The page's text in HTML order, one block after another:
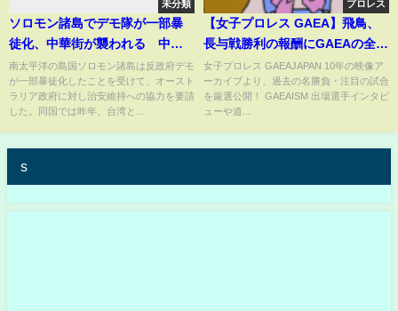
未分類
ソロモン諸島でデモ隊が一部暴
徒化、中華街が襲われる 中国
寄りの外交に反発
南太平洋の島国ソロモン諸島は反政府デモ
が一部暴徒化したことを受けて、オースト
ラリア政府に対し治安維持への協力を要請
した。同国では昨年、台湾と...
プロレス
【女子プロレス GAEA】飛鳥、
長与戦勝利の報酬にGAEAの全権
利を要求！ 1999年3月20日 新潟
フェイズ
女子プロレス GAEAJAPAN 10年の映像ア
ーカイブより、過去の名勝負・注目の試合
を厳選公開！ GAEAISM 出場選手インタビ
ューや道...
s